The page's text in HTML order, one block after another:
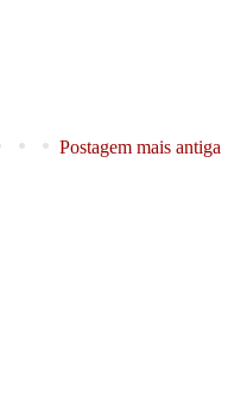
Postagem mais antiga